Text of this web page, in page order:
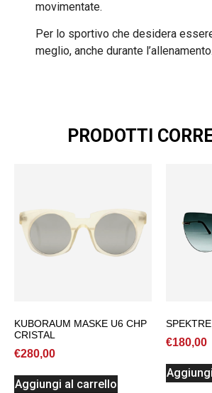
movimentate.
Per lo sportivo che desidera
meglio, anche durante l’allenamento.
PRODOTTI
KUBORAUM MASKE U6 CHP
CRISTAL
€280,00
Aggiungi al carrello
€180,00